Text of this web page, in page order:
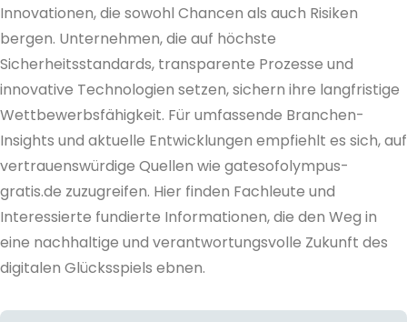
Innovationen, die sowohl Chancen als auch Risiken
bergen. Unternehmen, die auf höchste
Sicherheitsstandards, transparente Prozesse und
innovative Technologien setzen, sichern ihre langfristige
Wettbewerbsfähigkeit. Für umfassende Branchen-
Insights und aktuelle Entwicklungen empfiehlt es sich, auf
vertrauenswürdige Quellen wie gatesofolympus-
gratis.de zuzugreifen. Hier finden Fachleute und
Interessierte fundierte Informationen, die den Weg in
eine nachhaltige und verantwortungsvolle Zukunft des
digitalen Glücksspiels ebnen.